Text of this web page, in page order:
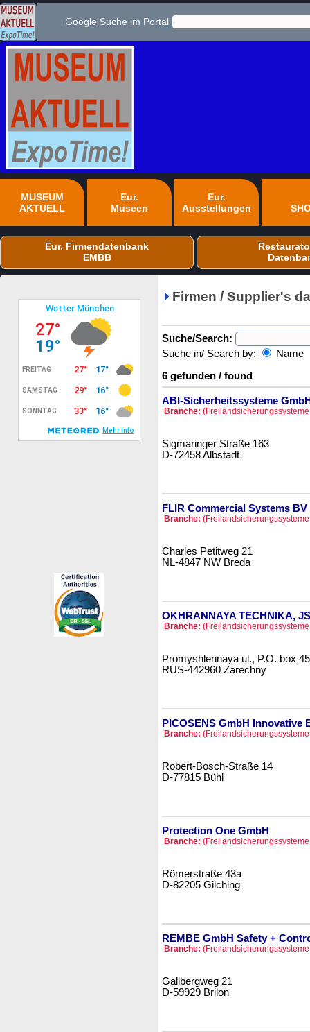
Google Suche im Portal
MUSEUM
AKTUELL
Eur.
Museen
Eur.
Ausstellungen
Eur. Firmendatenbank
EMBB
Firmen / Supplier's
Suche/Search:
Suche in/ Search by:
Name
6 gefunden / found
ABI-Sicherheitssysteme
Branche:
Sigmaringer Straße 163
D-72458 Albstadt
FLIR Commercial Systems BV
Branche:
Charles Petitweg 21
NL-4847 NW Breda
OKHRANNAYA TECHNIKA,
Branche:
Promyshlennaya ul., P.O. box 45
RUS-442960 Zarechny
PICOSENS GmbH
Branche:
Robert-Bosch-Straße 14
D-77815 Bühl
Protection One GmbH
Branche:
Römerstraße 43a
D-82205 Gilching
REMBE GmbH Safety +
Branche:
Gallbergweg 21
D-59929 Brilon